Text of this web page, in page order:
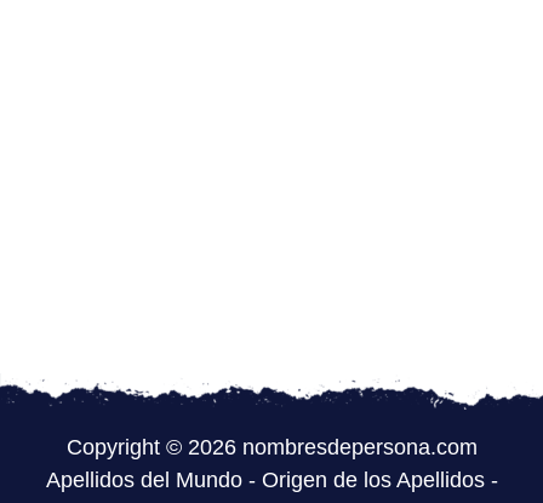
Copyright © 2026 nombresdepersona.com
Apellidos del Mundo- Origen de los Apellidos-